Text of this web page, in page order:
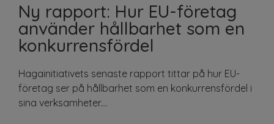
Ny rapport: Hur EU-företag
använder hållbarhet som en
konkurrensfördel
Hagainitiativets senaste rapport tittar på hur EU-
företag ser på hållbarhet som en konkurrensfördel i
sina verksamheter....